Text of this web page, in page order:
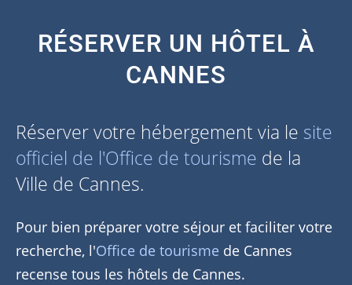
RÉSERVER UN HÔTEL À
CANNES
Réserver votre hébergement via le site
officiel de l'Office de tourisme de la
Ville de Cannes.
Pour bien préparer votre séjour et faciliter votre
recherche, l'Office de tourisme de Cannes
recense tous les hôtels de Cannes.